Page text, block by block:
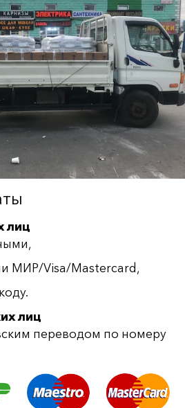
лиц
МИР/Visa/Mastercard,
лиц
переводом по номеру